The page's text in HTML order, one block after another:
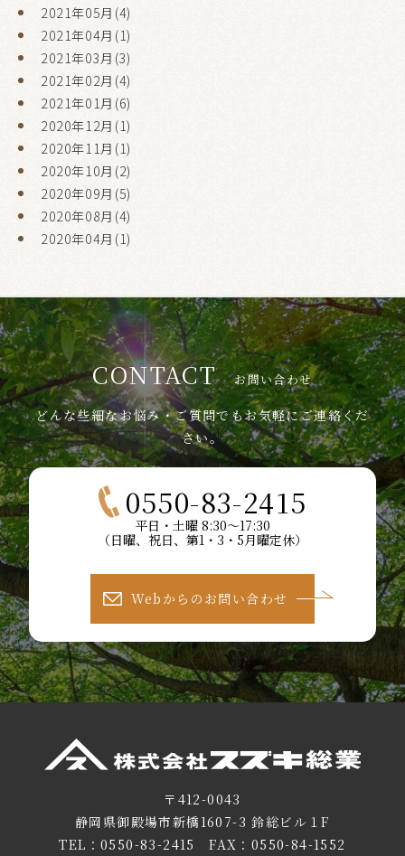
2021年05月(4)
2021年04月(1)
2021年03月(3)
2021年02月(4)
2021年01月(6)
2020年12月(1)
2020年11月(1)
2020年10月(2)
2020年09月(5)
2020年08月(4)
2020年04月(1)
CONTACT お問い合わせ
どんな些細なお悩み・ご質問でもお気軽にご連絡くだ
さい。
0550-83-2415
平日・土曜 8:30～17:30
（日曜、祝日、第1・3・5月曜定休）
Webからのお問い合わせ
〒412-0043
静岡県御殿場市新橋1607-3 鈴総ビル１F
TEL： 0550-83-2415 FAX：0550-84-1552